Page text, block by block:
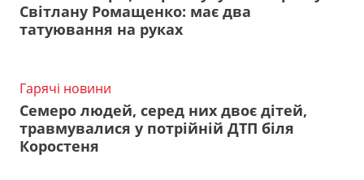
Світлану Ромащенко: має два
татуювання на руках
Гарячі новини
Семеро людей, серед них двоє дітей,
травмувалися у потрійній ДТП біля
Коростеня